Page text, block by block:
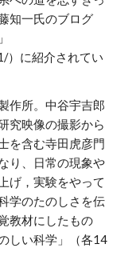
知一氏のブログ
）に紹介されてい
作所。中谷宇吉郎
究映像の撮影から
を含む寺田虎彦門
り、日常の現象や
げ，実験をやって
学のたのしさを伝
教材にしたもの
しい科学」（各14